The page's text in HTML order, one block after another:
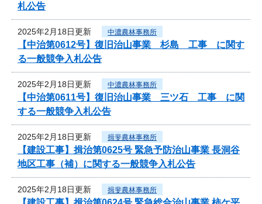
札公告
2025年2月18日更新 中濃農林事務所
【中治第0612号】復旧治山事業 杉島 工事 に関す
る一般競争入札公告
2025年2月18日更新 中濃農林事務所
【中治第0611号】復旧治山事業 三ツ石 工事 に関
する一般競争入札公告
2025年2月18日更新 揖斐農林事務所
【建設工事】揖治第0625号 緊急予防治山事業 長洞谷
地区工事（補）に関する一般競争入札公告
2025年2月18日更新 揖斐農林事務所